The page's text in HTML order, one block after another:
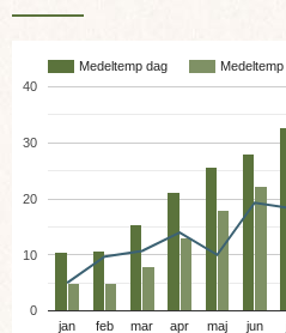
Medeltemp dag
jan feb mar apr maj jun
0
10
20
30
40